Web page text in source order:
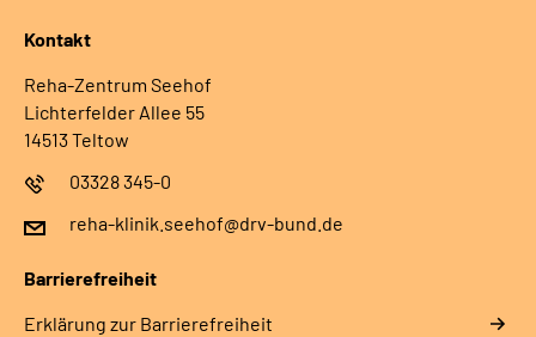
Kontakt
Reha-Zentrum Seehof
Lichterfelder Allee 55
14513 Teltow
03328 345-0
reha-klinik.seehof@drv-bund.de
Barrierefreiheit
Erklärung zur Barrierefreiheit